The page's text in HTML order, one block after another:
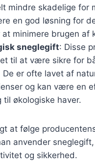
mindre skadelige for
en god løsning for
at minimere brugen af
sneglegift: Disse
til at være sikre for
De er ofte lavet af
og kan være en
til økologiske haver.
at følge
anvender
og sikkerhed.